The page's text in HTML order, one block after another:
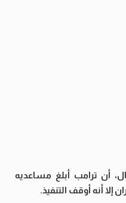
أن ترامب أبلغ مساعديه
أنه أوقف التنفيذ.